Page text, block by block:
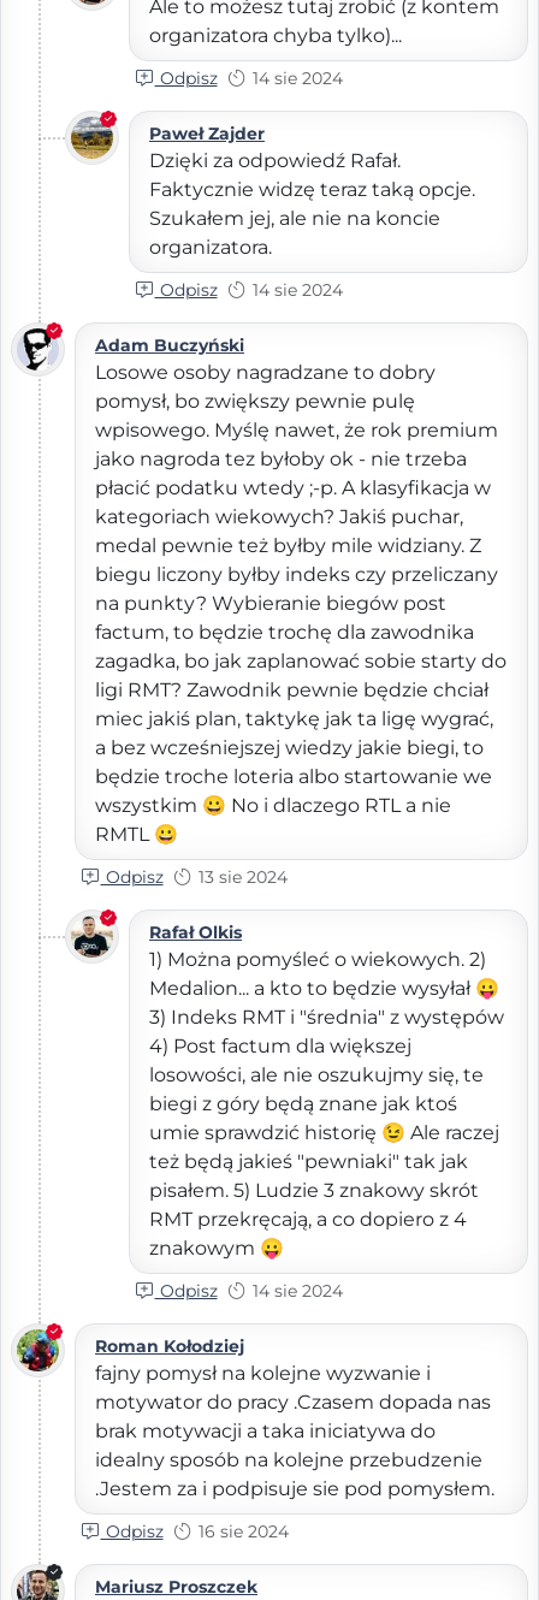
Ale to możesz tutaj zrobić (z kontem
organizatora chyba tylko)...
Odpisz 14 sie 2024
Paweł Zajder
Dzięki za odpowiedź Rafał.
Faktycznie widzę teraz taką opcje.
Szukałem jej, ale nie na koncie
organizatora.
Odpisz 14 sie 2024
Adam Buczyński
Losowe osoby nagradzane to dobry
pomysł, bo zwiększy pewnie pulę
wpisowego. Myślę nawet, że rok premium
jako nagroda tez byłoby ok - nie trzeba
płacić podatku wtedy ;-p. A klasyfikacja w
kategoriach wiekowych? Jakiś puchar,
medal pewnie też byłby mile widziany. Z
biegu liczony byłby indeks czy przeliczany
na punkty? Wybieranie biegów post
factum, to będzie trochę dla zawodnika
zagadka, bo jak zaplanować sobie starty do
ligi RMT? Zawodnik pewnie będzie chciał
miec jakiś plan, taktykę jak ta ligę wygrać,
a bez wcześniejszej wiedzy jakie biegi, to
będzie troche loteria albo startowanie we
wszystkim 😀 No i dlaczego RTL a nie
RMTL 😀
Odpisz 13 sie 2024
Rafał Olkis
1) Można pomyśleć o wiekowych. 2)
Medalion... a kto to będzie wysyłał 😛
3) Indeks RMT i "średnia" z występów
4) Post factum dla większej
losowości, ale nie oszukujmy się, te
biegi z góry będą znane jak ktoś
umie sprawdzić historię 😉 Ale raczej
też będą jakieś "pewniaki" tak jak
pisałem. 5) Ludzie 3 znakowy skrót
RMT przekręcają, a co dopiero z 4
znakowym 😛
Odpisz 14 sie 2024
Roman Kołodziej
fajny pomysł na kolejne wyzwanie i
motywator do pracy .Czasem dopada nas
brak motywacji a taka iniciatywa do
idealny sposób na kolejne przebudzenie
.Jestem za i podpisuje sie pod pomysłem.
Odpisz 16 sie 2024
Mariusz Proszczek